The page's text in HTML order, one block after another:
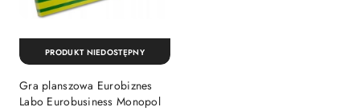
Gra planszowa Eurobiznes
Labo Eurobusiness Monopol
PRODUKT NIEDOSTĘPNY